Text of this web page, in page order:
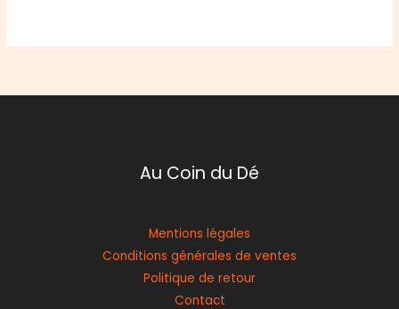
Au Coin du Dé
Mentions légales
Conditions générales de ventes
Politique de retour
Contact